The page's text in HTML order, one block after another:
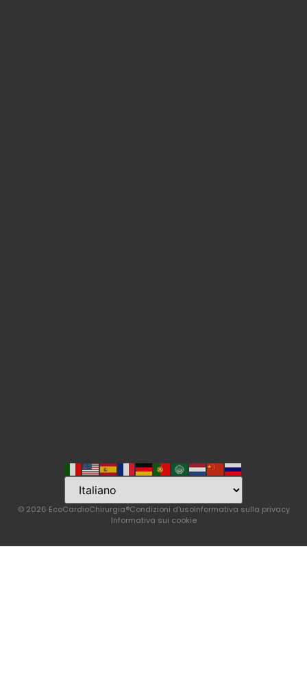
© 2026 EcoCardioChirurgia®Condizioni d'usoInformativa sulla privacy
Informativa sui cookie